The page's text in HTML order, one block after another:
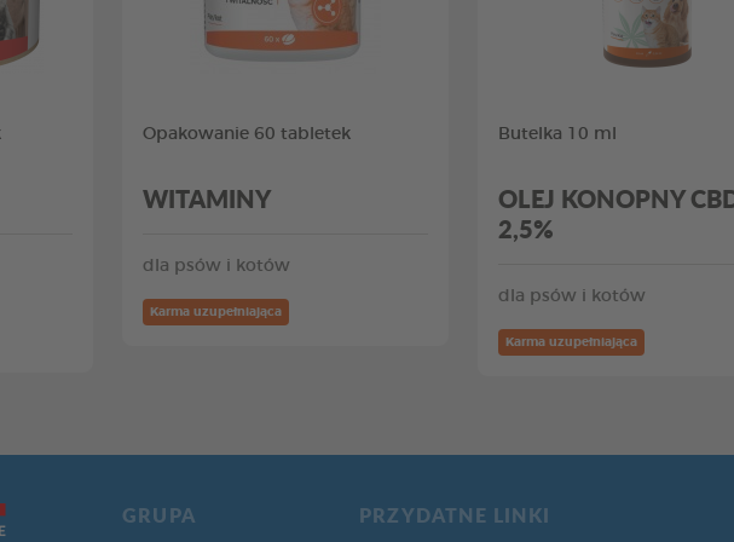
Opakowanie 60 tabletek
WITAMINY
dla psów i kotów
Karma uzupełniająca
Butelka 10 ml
OLEJ KONOPNY
2,5%
dla psów i kotów
Karma uzupełniająca
GRUPA PRZYDATNE LINKI